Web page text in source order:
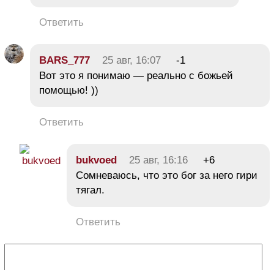
Ответить
BARS_777 25 авг, 16:07
-1
Вот это я понимаю — реально с божьей
помощью! ))
Ответить
bukvoed 25 авг, 16:16
+6
Сомневаюсь, что это бог за него гири
тягал.
Ответить